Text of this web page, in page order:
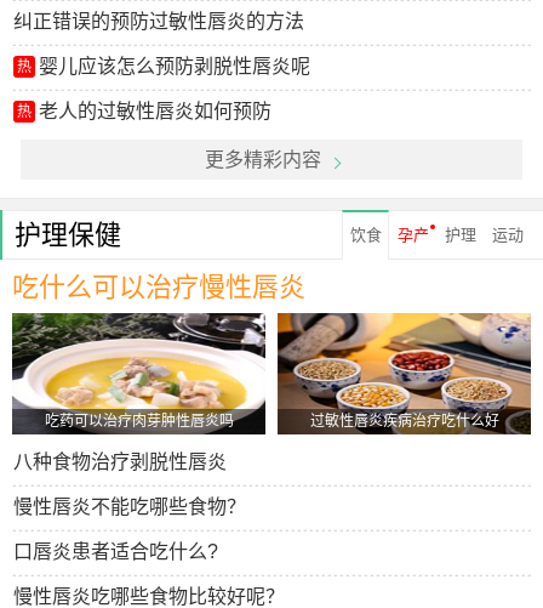
纠正错误的预防过敏性唇炎的方法
热 婴儿应该怎么预防剥脱性唇炎呢
热 老人的过敏性唇炎如何预防
更多精彩内容
护理保健 饮食 孕产 护理 运动
吃什么可以治疗慢性唇炎
吃药可以治疗肉芽肿性唇炎吗 过敏性唇炎疾病治疗吃什么好
八种食物治疗剥脱性唇炎
慢性唇炎不能吃哪些食物？
口唇炎患者适合吃什么?
慢性唇炎吃哪些食物比较好呢？